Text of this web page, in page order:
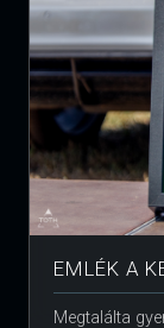
EMLÉK A
Megtalálta